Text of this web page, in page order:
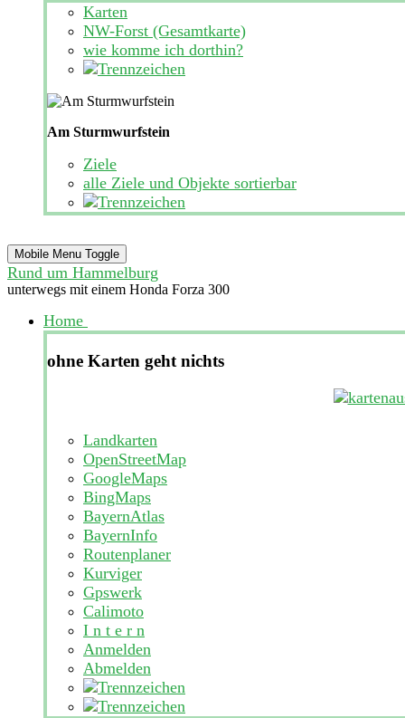
Karten
NW-Forst (Gesamtkarte)
wie komme ich dorthin?
Am Sturmwurfstein
Ziele
alle Ziele und Objekte sortierbar
Mobile Menu Toggle
Rund um Hammelburg
unterwegs mit einem Honda Forza 300
Home
ohne Karten geht nichts
Landkarten
OpenStreetMap
GoogleMaps
BingMaps
BayernAtlas
BayernInfo
Routenplaner
Kurviger
Gpswerk
Calimoto
I n t e r n
Anmelden
Abmelden